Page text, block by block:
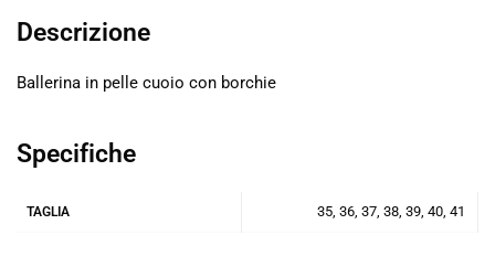
Descrizione
Ballerina in pelle cuoio con borchie
Specifiche
TAGLIA 35, 36, 37, 38, 39, 40, 41